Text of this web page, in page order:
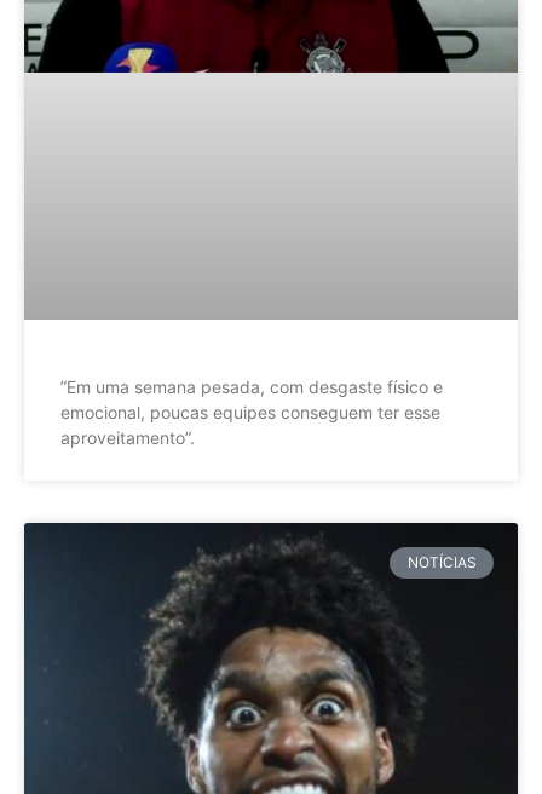
”Em uma semana pesada, com desgaste físico e
emocional, poucas equipes conseguem ter esse
aproveitamento”.
NOTÍCIAS